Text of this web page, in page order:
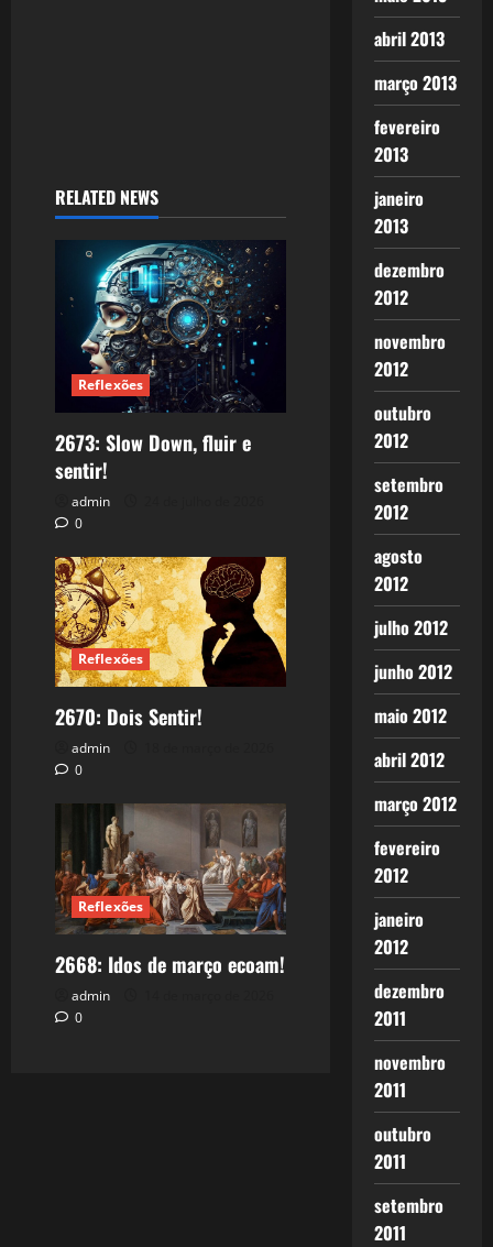
RELATED NEWS
Reflexões
2673: Slow Down, fluir e
sentir!
admin
0
Reflexões
2670: Dois Sentir!
admin
0
Reflexões
2668: Idos de março ecoam!
admin
0
abril 2013
março 2013
fevereiro
2013
janeiro
2013
dezembro
2012
novembro
2012
outubro
2012
setembro
2012
agosto
2012
julho 2012
junho 2012
maio 2012
abril 2012
março 2012
fevereiro
2012
janeiro
2012
dezembro
2011
novembro
2011
outubro
2011
setembro
2011